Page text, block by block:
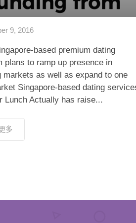
9, 2016
based premium dating
plans to ramp up presence in
markets as well as expand to one
Singapore-based dating
Lunch Actually has raise...
多